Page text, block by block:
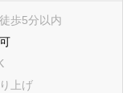
郷町
口町
治町
島村
歩5分以内
上げ